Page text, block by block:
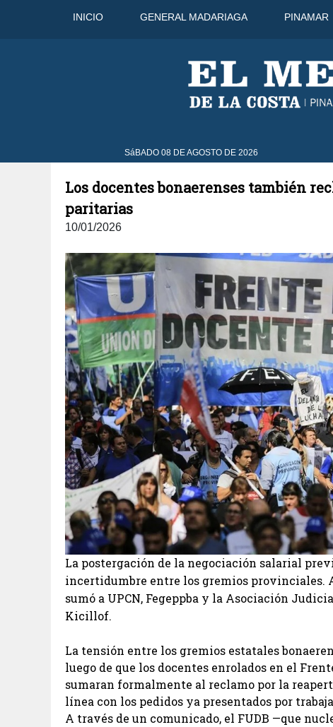
INICIO GENERAL MADARIAGA PINAMAR
SáBADO 08 DE AGOSTO DE 2026
10 Ago 32°C
Los docentes bonaerenses también
paritarias
10/01/2026
La postergación de la negociación salarial
incertidumbre entre los gremios provinciales.
sumó a UPCN, Fegeppba y la Asociación
Kicillof.
La tensión entre los gremios estatales
luego de que los docentes enrolados en el
sumaran formalmente al reclamo por la
línea con los pedidos ya presentados por
A través de un comunicado, el FUDB —que